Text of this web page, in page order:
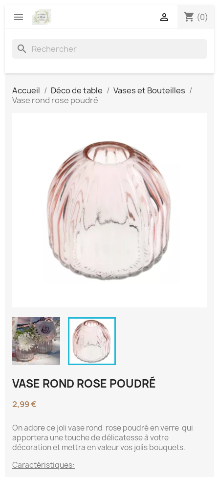
 shopping_cart (0)

search
Accueil Déco de table
Vases et Bouteilles
Vase rond rose poudré
VASE ROND ROSE POUDRÉ
2,99 €
On adore ce joli vase rond rose poudré en verre qui
apportera une touche de délicatesse à votre
décoration et mettra en valeur vos jolis bouquets.
Caractéristiques: